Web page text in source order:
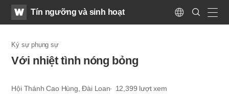
WATVTín ngưỡng và sinh hoạt
Language
Search
Submit
Ký sự phụng sự
Với nhiệt tình nóng bỏng
Hội Thánh Cao Hùng, Đài Loan 12,399 lượt xem